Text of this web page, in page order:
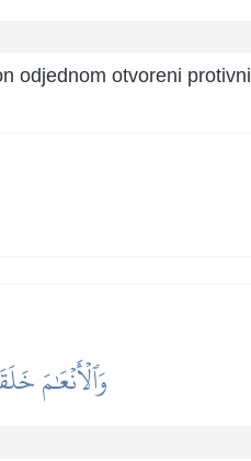
odjednom otvoreni
وَٱلۡأَنۡعَٰمَ